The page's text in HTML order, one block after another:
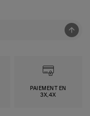
PAIEMENT EN
3X,4X